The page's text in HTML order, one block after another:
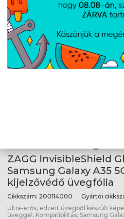
üvegfólia
Cikkszám:
Ultra-erős, edzett üvegből készült
üveggel, Kompatibilitás: Iphone 16/15,
ZAGG InvisibleShield
Samsung Galaxy A35
kijelzővédő üvegfólia
Cikkszám: 200114000 Gyártói
Ultra-erős, edzett üvegből készült
üveggel, Kompatibilitás: Samsung